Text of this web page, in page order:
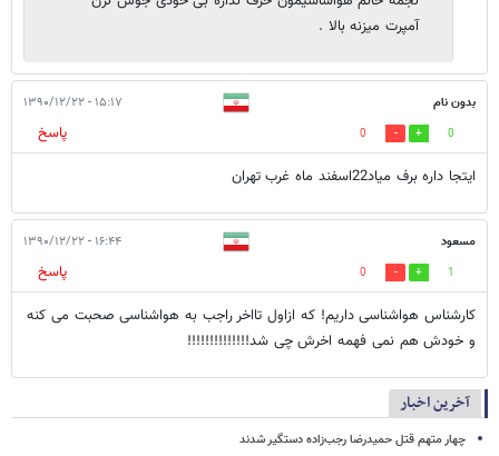
آمپرت میزنه بالا .
بدون نام ۱۵:۱۷ - ۱۳۹۰/۱۲/۲۲
0
0
پاسخ
ایتجا داره برف میاد22اسفند ماه غرب تهران
مسعود ۱۶:۴۴ - ۱۳۹۰/۱۲/۲۲
1
0
پاسخ
کارشناس هواشناسی داریم! که ازاول تااخر راجب به هواشناسی صحبت می کنه
و خودش هم نمی فهمه اخرش چی شد!!!!!!!!!!!!!!
آخرین اخبار
چهار متهم قتل حمیدرضا رجب‌زاده دستگیر شدند